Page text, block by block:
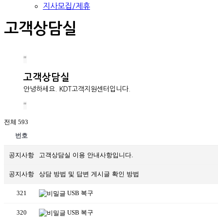
지사모집/제휴
고객상담실
고객상담실
안녕하세요. KDT고객지원센터입니다.
전체 593
번호
공지사항 고객상담실 이용 안내사항입니다.
공지사항 상담 방법 및 답변 게시글 확인 방법
321 USB 복구
320 USB 복구